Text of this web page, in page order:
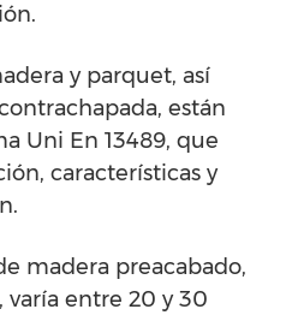
y parquet, así
están
Uni En 13489, que
características y
madera preacabado,
entre 20 y 30